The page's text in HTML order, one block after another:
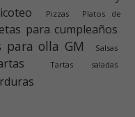
Pizzas
Platos de
para cumpleaños
para olla GM
Salsas
Tartas saladas